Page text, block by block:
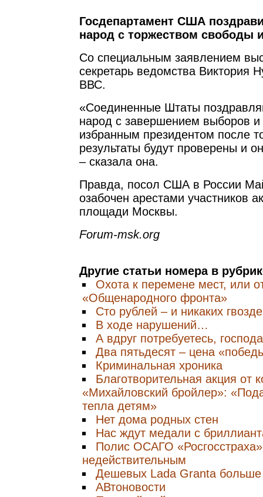
Госдепартамент США
народ с торжеством свободы
Со специальным заявлением
секретарь ведомства Виктория
ВВС.
«Соединенные Штаты
народ с завершением выборов и
избранным президентом после
результаты будут проверены и
– сказала она.
Правда, посол США в России
озабочен арестами участников
площади Москвы.
Forum-msk.org
Другие статьи номера в
Охота к перемене мест, или
«Общенародного фронта»
Сто рублей – и никаких
В ходе нарушений…
А вдруг потребуетесь,
Два пятьдесят – цена
Криминальная хроника
Благотворительная акция от
«Михайловский бройлер»:
тепла детям»
Нет дома родных стен
Нас ждут медали с
Полис ОСАГО
недействительным
Дешевых Lada Granta больше
АВтоновости